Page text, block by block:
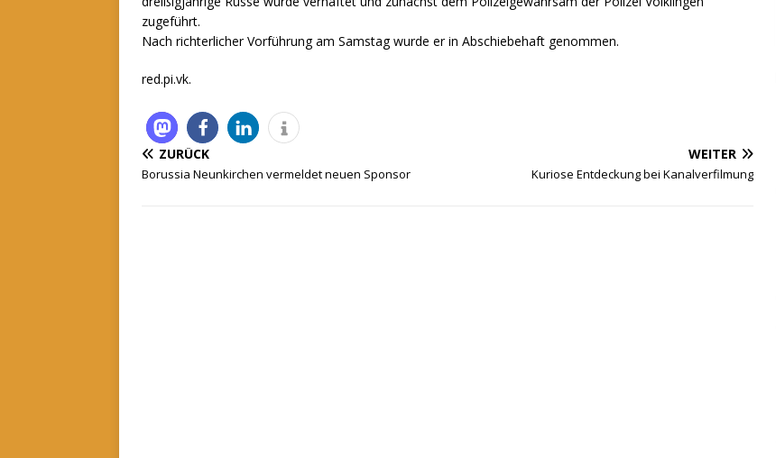
zugeführt.
Nach richterlicher Vorführung am Samstag wurde er in Abschiebehaft genommen.
red.pi.vk.
ZURÜCK
Borussia Neunkirchen vermeldet neuen Sponsor
WEITER
Kuriose Entdeckung bei Kanalverfilmung